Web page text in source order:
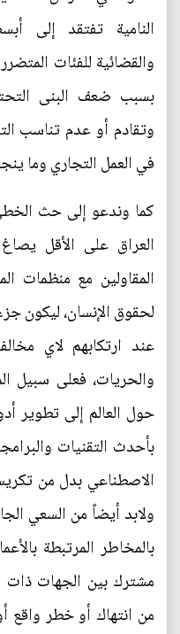
النامية تفتقد إلى
والقضائية للفئات
بسبب ضعف البنى
وتقادم أو عدم تناسب
في العمل التجاري وما
كما وندعو إلى حث
العراق على الأقل
المقاولين مع منظمات
لحقوق الإنسان، ليكون
عند ارتكابهم لاي
والحريات، فعلى سبيل
حول العالم إلى تطوير
بأحدث التقنيات
الاصطناعي بدل من
ولابد أيضاً من السعي
بالمخاطر المرتبطة
مشترك بين الجهات ذات
من انتهاك أو خطر واقع